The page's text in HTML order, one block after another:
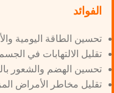
الفوائد
تحسين الطاقة اليومية
تقليل الالتهابات في
تحسين الهضم والشعور
تقليل مخاطر الأمراض